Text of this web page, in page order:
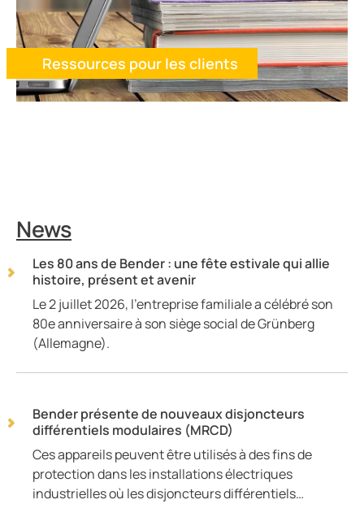
Ressources pour les clients
News
Les 80 ans de Bender : une fête estivale qui allie
histoire, présent et avenir
Le 2 juillet 2026, l'entreprise familiale a célébré son
80e anniversaire à son siège social de Grünberg
(Allemagne).
Bender présente de nouveaux disjoncteurs
différentiels modulaires (MRCD)
Ces appareils peuvent être utilisés à des fins de
protection dans les installations électriques
industrielles où les disjoncteurs différentiels…